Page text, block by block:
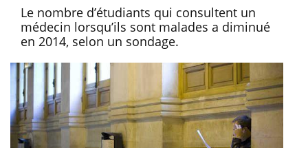
Le nombre d’étudiants qui consultent un
médecin lorsqu’ils sont malades a diminué
en 2014, selon un sondage.